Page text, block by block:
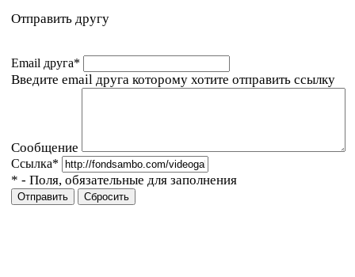
Отправить другу
Email друга*
Введите email друга которому хотите отправить ссылку
Сообщение
Ссылка*
* - Поля, обязательные для заполнения